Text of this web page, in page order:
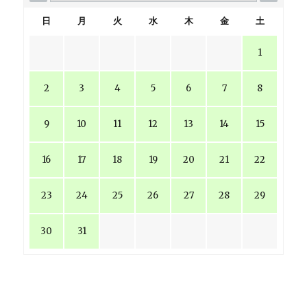
日 月 火 水 木 金 土
1
2 3 4 5 6 7 8
9 10 11 12 13 14 15
16 17 18 19 20 21 22
23 24 25 26 27 28 29
30 31